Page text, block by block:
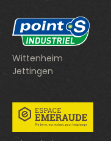
Wittenheim
Jettingen